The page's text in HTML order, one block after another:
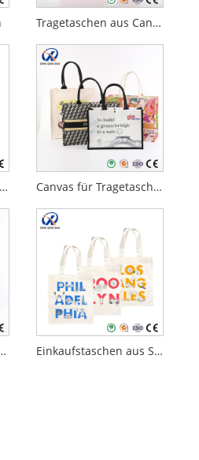
Tragetaschen aus Canvas-Baumwolle
Canvas-Tasche mit Reißverschluss Canvas für Tragetaschen
Einkaufstaschen aus Segeltuch